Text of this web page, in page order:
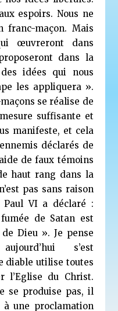
espoirs. Nous ne
franc-maçon. Mais
œuvreront dans
dans la
idées qui nous
les appliquera ».
se réalise de
suffisante et
manifeste, et cela
déclarés de
de faux témoins
haut rang dans la
pas sans raison
Paul VI a déclaré :
de Satan est
Dieu ». Je pense
s’est
diable utilise toutes
l’Eglise du Christ.
se produise pas, il
une proclamation